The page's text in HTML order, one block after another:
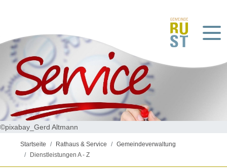
©pixabay_Gerd Altmann
Startseite Rathaus & Service
Gemeindeverwaltung
Dienstleistungen A - Z